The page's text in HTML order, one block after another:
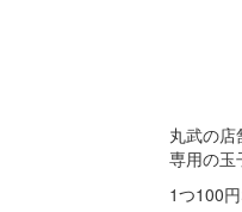
丸武の
専用の玉
1つ100